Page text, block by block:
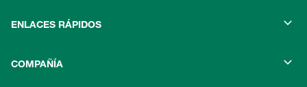
ENLACES RÁPIDOS
COMPAÑÍA